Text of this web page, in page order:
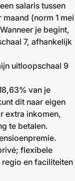
salaris tussen
(norm 1 mei
je begint,
7, afhankelijk
uitloopschaal 9
van je
dit naar eigen
extra inkomen,
te betalen.
flexibele
en faciliteiten